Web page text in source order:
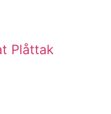
Plåttak